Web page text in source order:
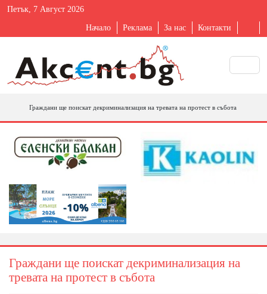
Петък, 7 Август 2026
Начало Реклама За нас Контакти
Граждани ще поискат декриминализация на тревата на протест в събота
Граждани ще поискат декриминализация на
тревата на протест в събота